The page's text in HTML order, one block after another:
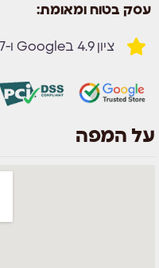
עסק בטוח ומאומת:
ציון 4.9 בGoogle ו-217 ביקורות
על המפה